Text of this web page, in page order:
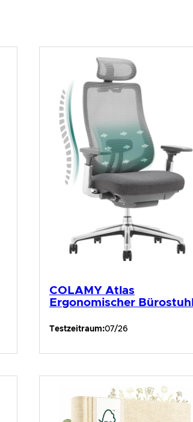
COLAMY Atlas
Ergonomischer Bürostuhl
Testzeitraum:07/26